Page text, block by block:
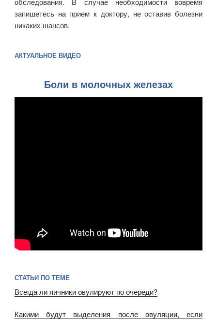
запишетесь на прием к доктору, не оставив болезни
никаких шансов.
АКТУАЛЬНОЕ ВИДЕО
Боли в молочных железах
СТАТЬИ ПО ТЕМЕ
Всегда ли яичники овулируют по очереди?
Какими будут выделения после овуляции, если